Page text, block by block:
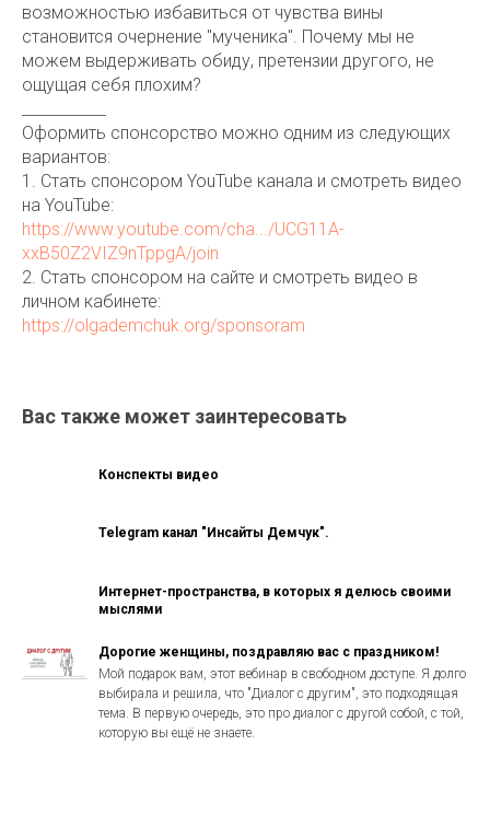
возможностью избавиться от чувства вины
становится очернение "мученика". Почему мы не
можем выдерживать обиду, претензии другого, не
ощущая себя плохим?
Оформить спонсорство можно одним из следующих
вариантов:
1. Стать спонсором YouTube канала и смотреть видео
на YouTube:
https://www.youtube.com/cha.../UCG11A-
xxB50Z2VIZ9nTppgA/join
2. Стать спонсором на сайте и смотреть видео в
личном кабинете:
https://olgademchuk.org/sponsoram
Вас также может заинтересовать
Конспекты видео
Telegram канал "Инсайты Демчук".
Интернет-пространства, в которых я делюсь своими
мыслями
Дорогие женщины, поздравляю вас с праздником!
Мой подарок вам, этот вебинар в свободном доступе. Я долго
выбирала и решила, что "Диалог с другим", это подходящая
тема. В первую очередь, это про диалог с другой собой, с той,
которую вы ещё не знаете.